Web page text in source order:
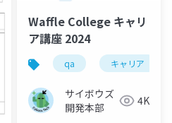
Waffle College キャリ
ア講座 2024
qa キャリア
サイボウズ
開発本部
4K